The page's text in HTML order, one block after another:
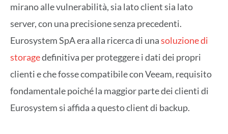
mirano alle vulnerabilità, sia lato client sia lato
server, con una precisione senza precedenti.
Eurosystem SpA era alla ricerca di unasoluzione di
storagedefinitiva per proteggere i dati dei propri
clienti e che fosse compatibile con Veeam, requisito
fondamentale poiché la maggior parte dei clienti di
Eurosystem si affida a questo client di backup.